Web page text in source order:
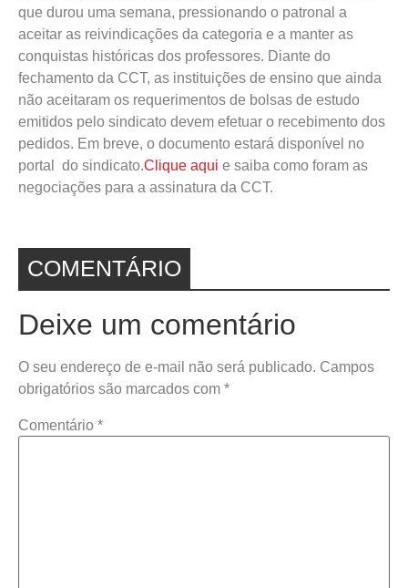
que durou uma semana, pressionando o patronal a
aceitar as reivindicações da categoria e a manter as
conquistas históricas dos professores. Diante do
fechamento da CCT, as instituições de ensino que ainda
não aceitaram os requerimentos de bolsas de estudo
emitidos pelo sindicato devem efetuar o recebimento dos
pedidos. Em breve, o documento estará disponível no
portal do sindicato.Clique aqui e saiba como foram as
negociações para a assinatura da CCT.
COMENTÁRIO
Deixe um comentário
O seu endereço de e-mail não será publicado. Campos
obrigatórios são marcados com *
Comentário *